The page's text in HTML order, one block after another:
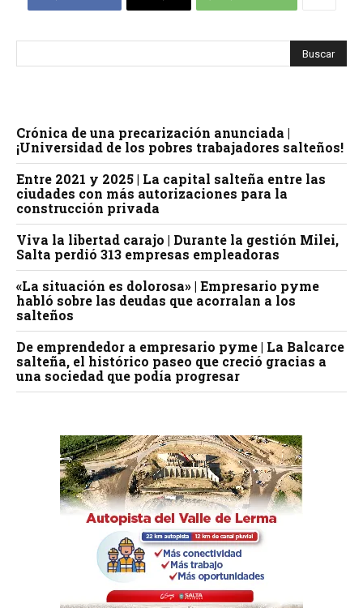
Crónica de una precarización anunciada |
¡Universidad de los pobres trabajadores salteños!
Entre 2021 y 2025 | La capital salteña entre las
ciudades con más autorizaciones para la
construcción privada
Viva la libertad carajo | Durante la gestión Milei,
Salta perdió 313 empresas empleadoras
«La situación es dolorosa» | Empresario pyme
habló sobre las deudas que acorralan a los
salteños
De emprendedor a empresario pyme | La Balcarce
salteña, el histórico paseo que creció gracias a
una sociedad que podía progresar